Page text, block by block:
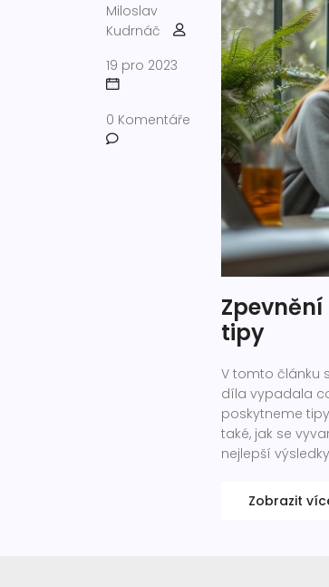
Miloslav
Kudrnáč
19 pro 2023
0 Komentáře
tipy
V tomto článku
díla vypadala
poskytneme
také, jak se
nejlepší
Zobrazit